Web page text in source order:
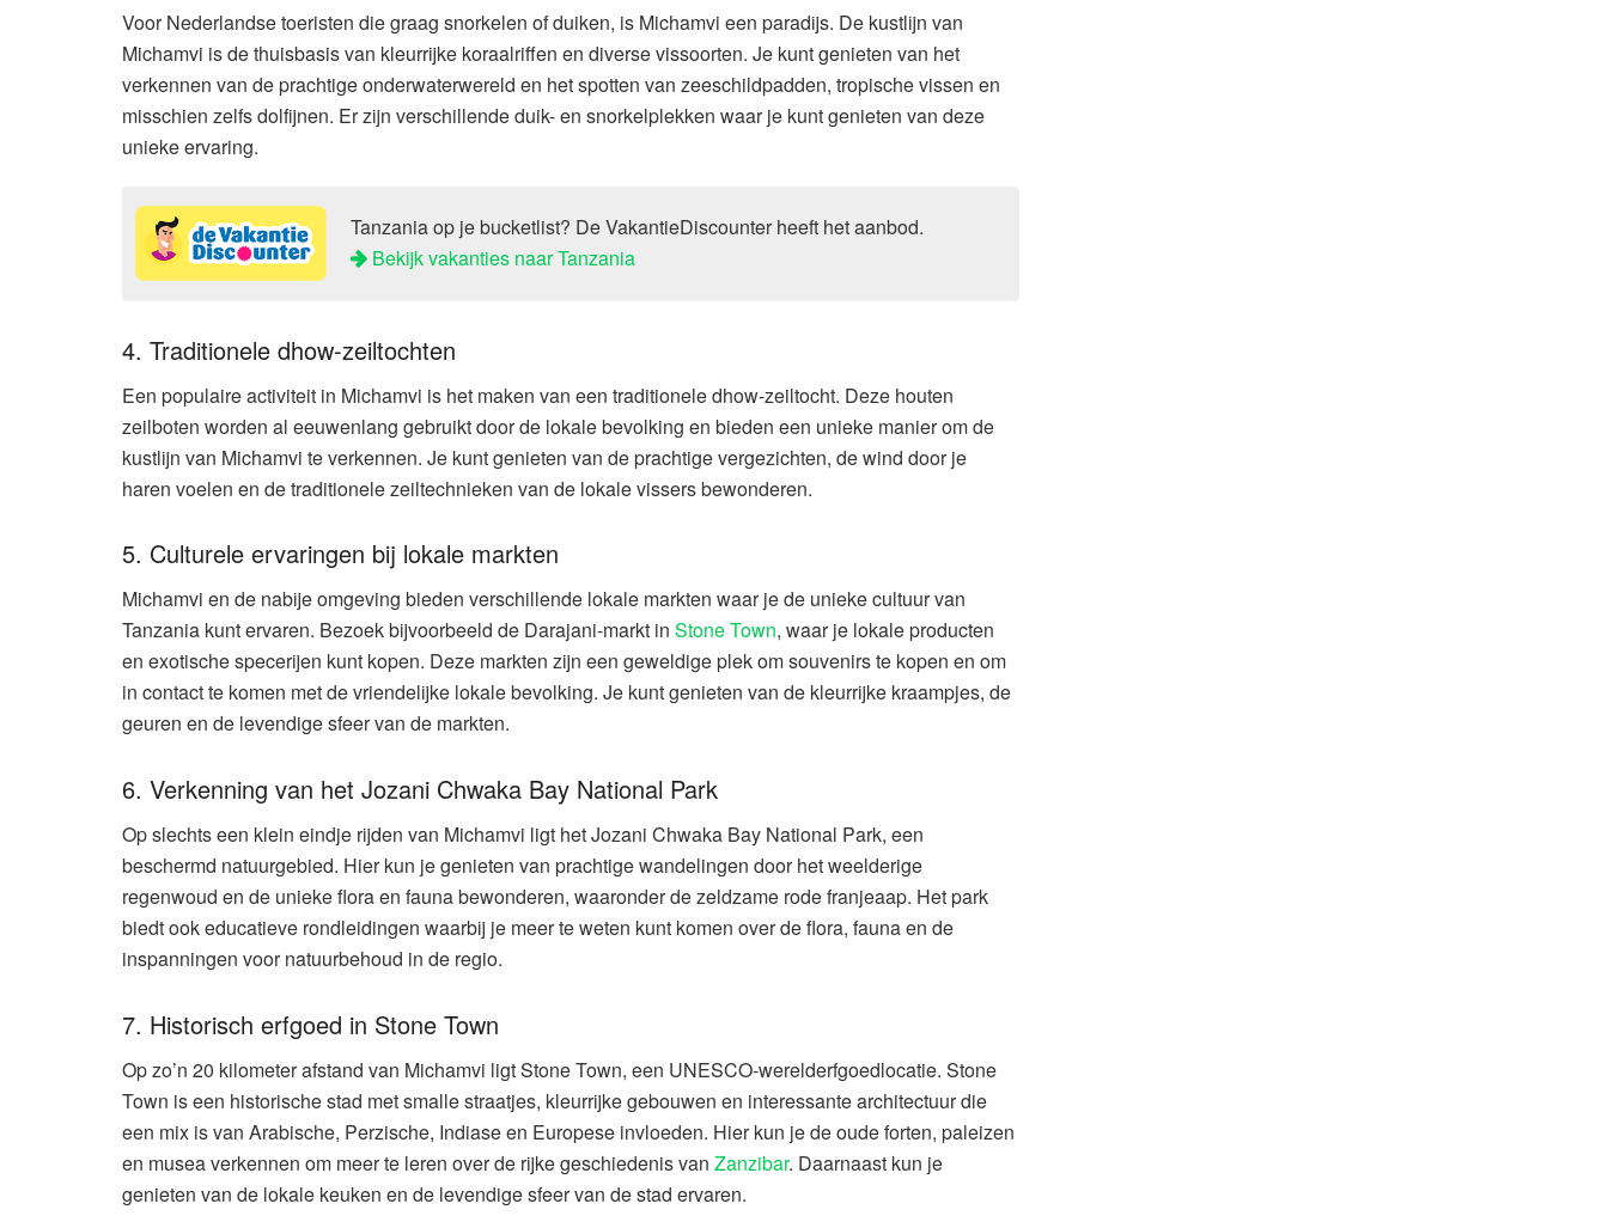
Voor Nederlandse toeristen die graag snorkelen of duiken, is Michamvi een paradijs. De kustlijn van
Michamvi is de thuisbasis van kleurrijke koraalriffen en diverse vissoorten. Je kunt genieten van het
verkennen van de prachtige onderwaterwereld en het spotten van zeeschildpadden, tropische vissen en
misschien zelfs dolfijnen. Er zijn verschillende duik- en snorkelplekken waar je kunt genieten van deze
unieke ervaring.
Tanzania op je bucketlist? De VakantieDiscounter heeft het aanbod.
Bekijk vakanties naar Tanzania
4. Traditionele dhow-zeiltochten
Een populaire activiteit in Michamvi is het maken van een traditionele dhow-zeiltocht. Deze houten
zeilboten worden al eeuwenlang gebruikt door de lokale bevolking en bieden een unieke manier om de
kustlijn van Michamvi te verkennen. Je kunt genieten van de prachtige vergezichten, de wind door je
haren voelen en de traditionele zeiltechnieken van de lokale vissers bewonderen.
5. Culturele ervaringen bij lokale markten
Michamvi en de nabije omgeving bieden verschillende lokale markten waar je de unieke cultuur van
Tanzania kunt ervaren. Bezoek bijvoorbeeld de Darajani-markt in Stone Town, waar je lokale producten
en exotische specerijen kunt kopen. Deze markten zijn een geweldige plek om souvenirs te kopen en om
in contact te komen met de vriendelijke lokale bevolking. Je kunt genieten van de kleurrijke kraampjes, de
geuren en de levendige sfeer van de markten.
6. Verkenning van het Jozani Chwaka Bay National Park
Op slechts een klein eindje rijden van Michamvi ligt het Jozani Chwaka Bay National Park, een
beschermd natuurgebied. Hier kun je genieten van prachtige wandelingen door het weelderige
regenwoud en de unieke flora en fauna bewonderen, waaronder de zeldzame rode franjeaap. Het park
biedt ook educatieve rondleidingen waarbij je meer te weten kunt komen over de flora, fauna en de
inspanningen voor natuurbehoud in de regio.
7. Historisch erfgoed in Stone Town
Op zo’n 20 kilometer afstand van Michamvi ligt Stone Town, een UNESCO-werelderfgoedlocatie. Stone
Town is een historische stad met smalle straatjes, kleurrijke gebouwen en interessante architectuur die
een mix is van Arabische, Perzische, Indiase en Europese invloeden. Hier kun je de oude forten, paleizen
en musea verkennen om meer te leren over de rijke geschiedenis van Zanzibar. Daarnaast kun je
genieten van de lokale keuken en de levendige sfeer van de stad ervaren.